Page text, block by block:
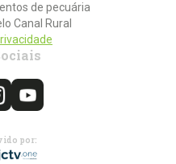
de pecuária
Canal Rural
por: